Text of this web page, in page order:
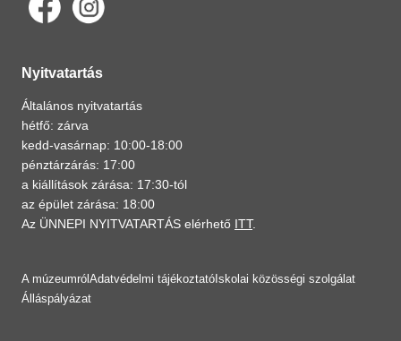
Nyitvatartás
Általános nyitvatartás
hétfő: zárva
kedd-vasárnap: 10:00-18:00
pénztárzárás: 17:00
a kiállítások zárása: 17:30-tól
az épület zárása: 18:00
Az ÜNNEPI NYITVATARTÁS elérhető ITT.
A múzeumról Adatvédelmi tájékoztató Iskolai közösségi szolgálat
Álláspályázat